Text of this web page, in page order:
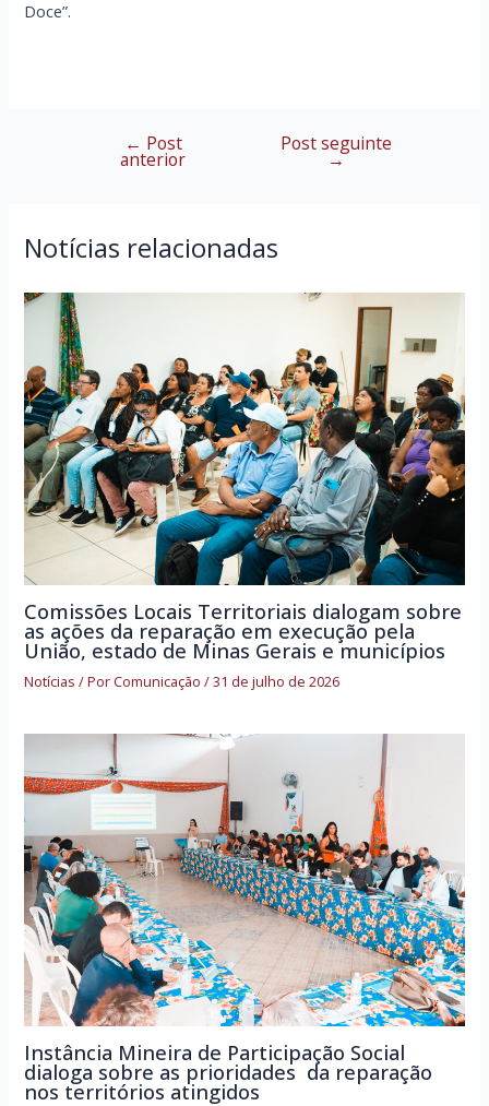
Doce”.
Navegação
← Post
anterior
Post seguinte
→
Notícias relacionadas
Comissões Locais Territoriais dialogam sobre
as ações da reparação em execução pela
União, estado de Minas Gerais e municípios
Notícias / PorComunicação/31 de julho de 2026
Instância Mineira de Participação Social
dialoga sobre as prioridades da reparação
nos territórios atingidos